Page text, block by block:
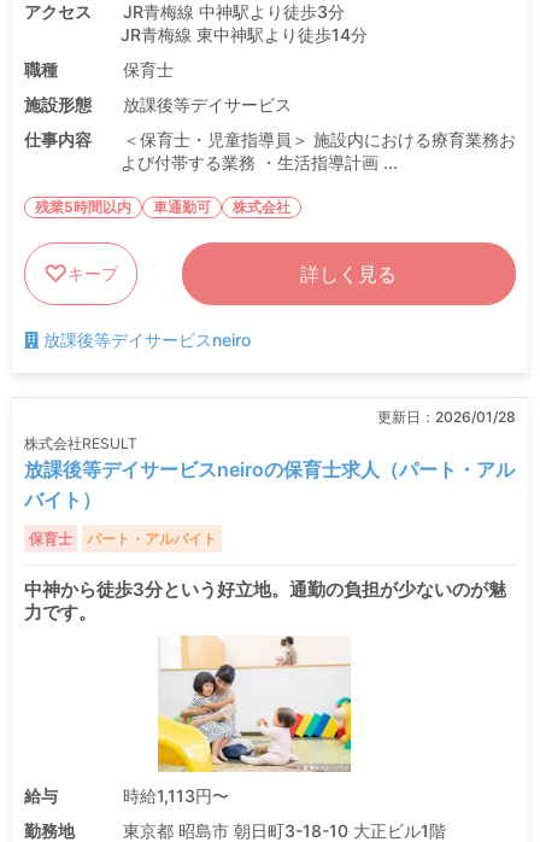
アクセス
JR青梅線 中神駅より徒歩3分
JR青梅線 東中神駅より徒歩14分
職種
保育士
施設形態
放課後等デイサービス
仕事内容
＜保育士・児童指導員＞ 施設内における療育業務お
よび付帯する業務 ・生活指導計画 ...
残業5時間以内 車通勤可 株式会社
キープ 詳しく見る
放課後等デイサービスneiro
更新日： 2026/01/28
株式会社RESULT
放課後等デイサービスneiroの保育士求人（パート・アル
バイト）
保育士 パート・アルバイト
中神から徒歩3分という好立地。通勤の負担が少ないのが魅
力です。
給与
時給1,113円〜
勤務地
東京都 昭島市 朝日町3-18-10 大正ビル1階